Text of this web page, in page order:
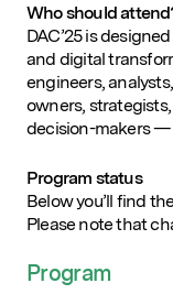
Who should
DAC’25 is
and digital
engineers,
owners,
decision-makers —
Program status
Below you’ll find
Please note that
Program